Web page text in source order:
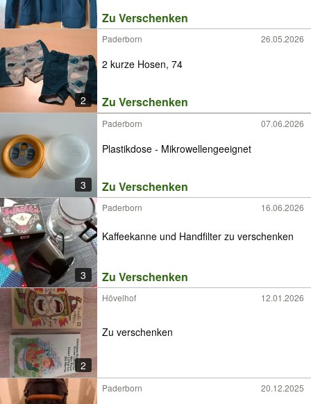
Zu Verschenken
2
Paderborn 26.05.2026
2 kurze Hosen, 74
Zu Verschenken
3
Paderborn 07.06.2026
Plastikdose - Mikrowellengeeignet
Zu Verschenken
3
Paderborn 16.06.2026
Kaffeekanne und Handfilter zu verschenken
Zu Verschenken
2
Hövelhof 12.01.2026
Zu verschenken
Paderborn 20.12.2025